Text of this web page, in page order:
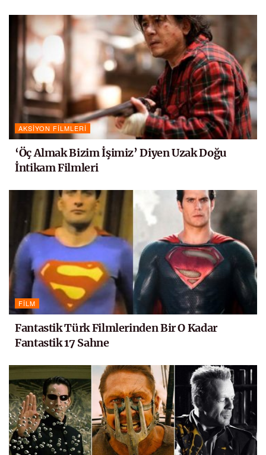
AKSIYON FILMLERI
‘Öç Almak Bizim İşimiz’ Diyen Uzak Doğu
İntikam Filmleri
FILM
Fantastik Türk Filmlerinden Bir O Kadar
Fantastik 17 Sahne